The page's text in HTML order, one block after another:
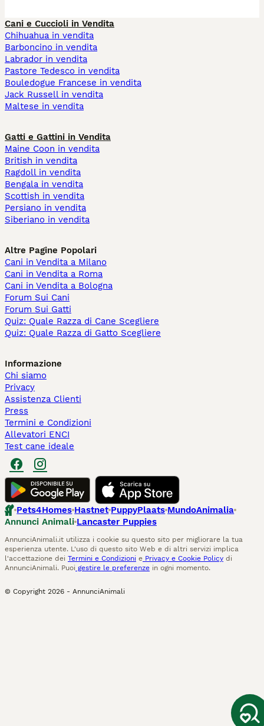
Cani e Cuccioli in Vendita
Chihuahua in vendita
Barboncino in vendita
Labrador in vendita
Pastore Tedesco in vendita
Bouledogue Francese in vendita
Jack Russell in vendita
Maltese in vendita
Gatti e Gattini in Vendita
Maine Coon in vendita
British in vendita
Ragdoll in vendita
Bengala in vendita
Scottish in vendita
Persiano in vendita
Siberiano in vendita
Altre Pagine Popolari
Cani in Vendita a Milano
Cani in Vendita a Roma
Cani in Vendita a Bologna
Forum Sui Cani
Forum Sui Gatti
Quiz: Quale Razza di Cane Scegliere
Quiz: Quale Razza di Gatto Scegliere
Informazione
Chi siamo
Privacy
Assistenza Clienti
Press
Termini e Condizioni
Allevatori ENCI
Test cane ideale
Pets4Homes Hastnet PuppyPlaats MundoAnimalia
Annunci Animali Lancaster Puppies
AnnunciAnimali.it utilizza i cookie su questo sito per migliorare la tua
esperienza utente. L'uso di questo sito Web e di altri servizi implica
l'accettazione dei Termini e Condizioni e Privacy e Cookie Policy di
AnnunciAnimali. Puoi gestire le preferenze in ogni momento.
© Copyright 2026 - AnnunciAnimali